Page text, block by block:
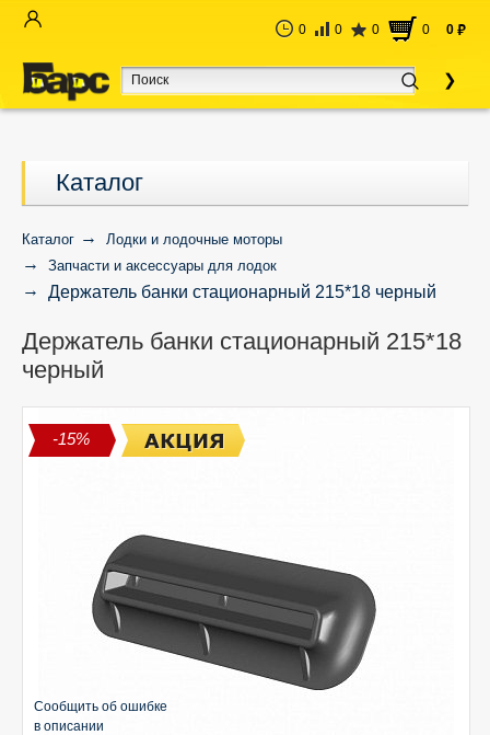
0 0 0 0 0 руб
Каталог
Каталог
Лодки и лодочные моторы
Запчасти и аксессуары для лодок
Держатель банки стационарный 215*18 черный
Держатель банки стационарный 215*18
черный
-15%
Сообщить об ошибке
в описании